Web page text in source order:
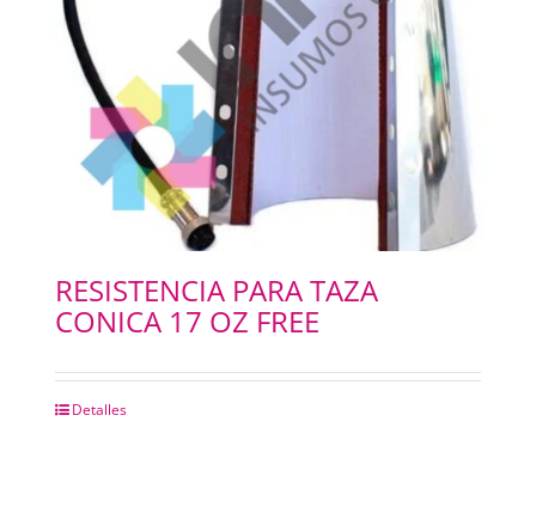
RESISTENCIA PARA TAZA
CONICA 17 OZ FREE
Detalles